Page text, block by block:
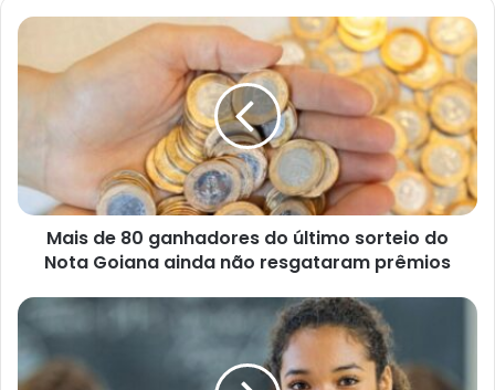
u
n
d
d
e
e
Mais de 80 ganhadores do último sorteio do
Nota Goiana ainda não resgataram prêmios